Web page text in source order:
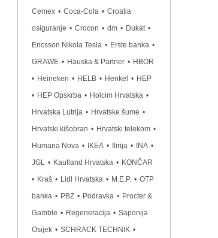
Cemex • Coca-Cola • Croatia
osiguranje • Crocon • dm • Dukat •
Ericsson Nikola Tesla • Erste banka •
GRAWE • Hauska & Partner • HBOR
• Heineken • HELB • Henkel • HEP
• HEP Opskrba • Holcim Hrvatska •
Hrvatska Lutrija • Hrvatske šume •
Hrvatski kišobran • Hrvatski telekom •
Humana Nova • IKEA • Ilirija • INA •
JGL • Kaufland Hrvatska • KONČAR
• Kraš • Lidl Hrvatska • M.E.P. • OTP
banka • PBZ • Podravka • Procter &
Gamble • Regeneracija • Saponija
Osijek • SCHRACK TECHNIK •